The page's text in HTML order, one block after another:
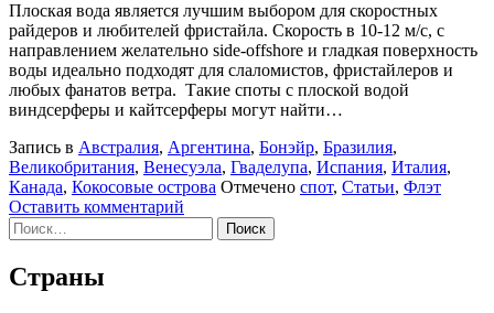
Плоская вода является лучшим выбором для скоростных
райдеров и любителей фристайла. Скорость в 10-12 м/с, с
направлением желательно side-offshore и гладкая поверхность
воды идеально подходят для слаломистов, фристайлеров и
любых фанатов ветра. Такие споты с плоской водой
виндсерферы и кайтсерферы могут найти…
Запись в Австралия, Аргентина, Бонэйр, Бразилия,
Великобритания, Венесуэла, Гваделупа, Испания, Италия,
Канада, Кокосовые острова Отмечено спот, Статьи, Флэт
Оставить комментарий
Споты
с
Найти:
Страны